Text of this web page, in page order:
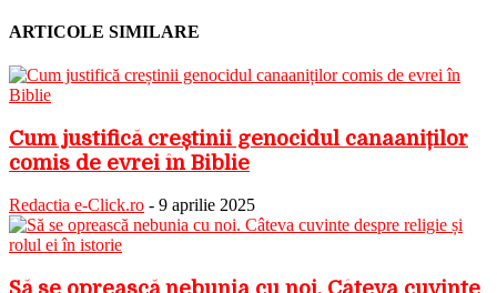
ARTICOLE SIMILARE
Cum justifică creștinii genocidul canaaniților
comis de evrei în Biblie
Redactia e-Click.ro - 9 aprilie 2025
Să se oprească nebunia cu noi. Câteva cuvinte